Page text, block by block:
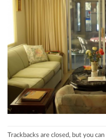
Trackbacks are closed, but you can